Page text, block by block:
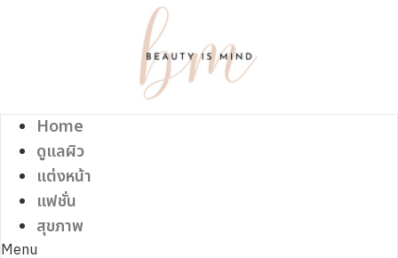
Home
ดูแลผิว
แต่งหน้า
แฟชั่น
สุขภาพ
Menu